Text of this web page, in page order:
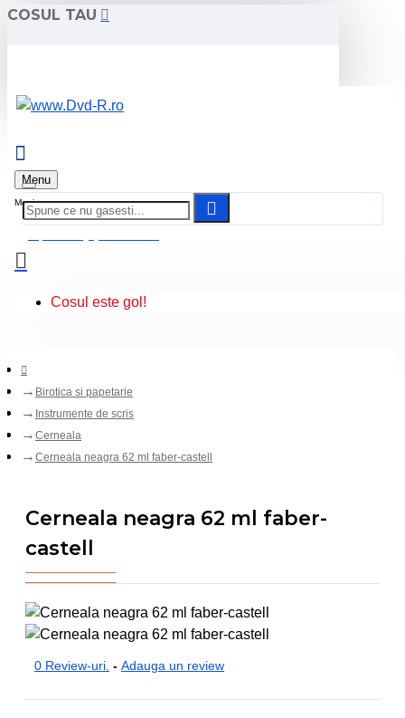
COSUL TAU
Menu
Cosul este gol!
Birotica si papetarie
Instrumente de scris
Cerneala
Cerneala neagra 62 ml faber-castell
Cerneala neagra 62 ml faber-
castell
0 Review-uri. - Adauga un review